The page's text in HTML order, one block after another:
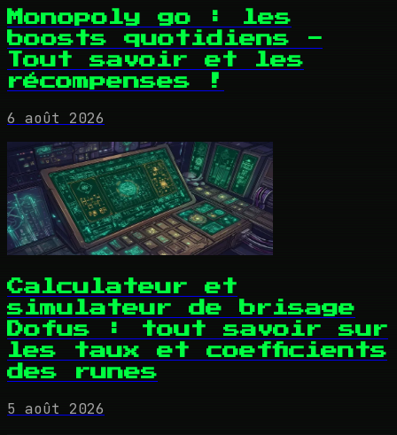
Monopoly go : les
boosts quotidiens -
Tout savoir et les
récompenses !
6 août 2026
Calculateur et
simulateur de brisage
Dofus : tout savoir sur
les taux et coefficients
des runes
5 août 2026